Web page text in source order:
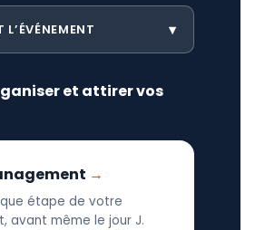
L’ÉVÉNEMENT
et attirer vos
étape de votre
avant même le jour J.